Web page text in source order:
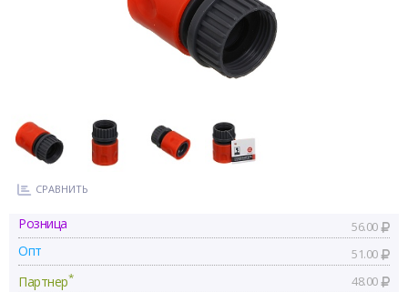
СРАВНИТЬ
Розница 56.00
Опт 51.00
Партнер* 48.00